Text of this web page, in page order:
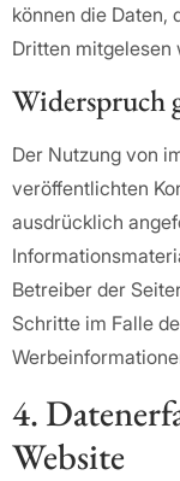
können die Daten,
Dritten mitgelesen
Widerspruch
Der Nutzung von
veröffentlichten
ausdrücklich
Betreiber der
Schritte im Falle
4.
Website